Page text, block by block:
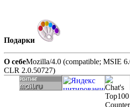
Подарки
О себеMozilla/4.0 (compatible; MSIE
CLR 2.0.50727)